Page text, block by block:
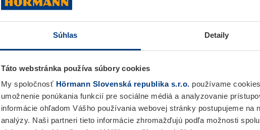
Súhlas Detaily
Táto webstránka používa súbory cookies
My spoločnosť Hörmann Slovenská republika s.r.o. používame
umožnenie ponúkania funkcií pre sociálne médiá a analyzovanie
informácie ohľadom Vášho používania webovej stránky postupujeme na
analýzy. Naši partneri tieto informácie zhromažďujú podľa možnosti